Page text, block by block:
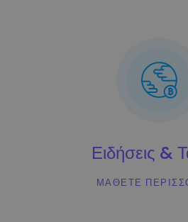
Ειδήσεις &
ΜΆΘΕΤΕ